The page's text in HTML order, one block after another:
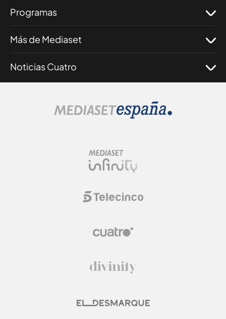
Programas
Más de Mediaset
Noticias Cuatro